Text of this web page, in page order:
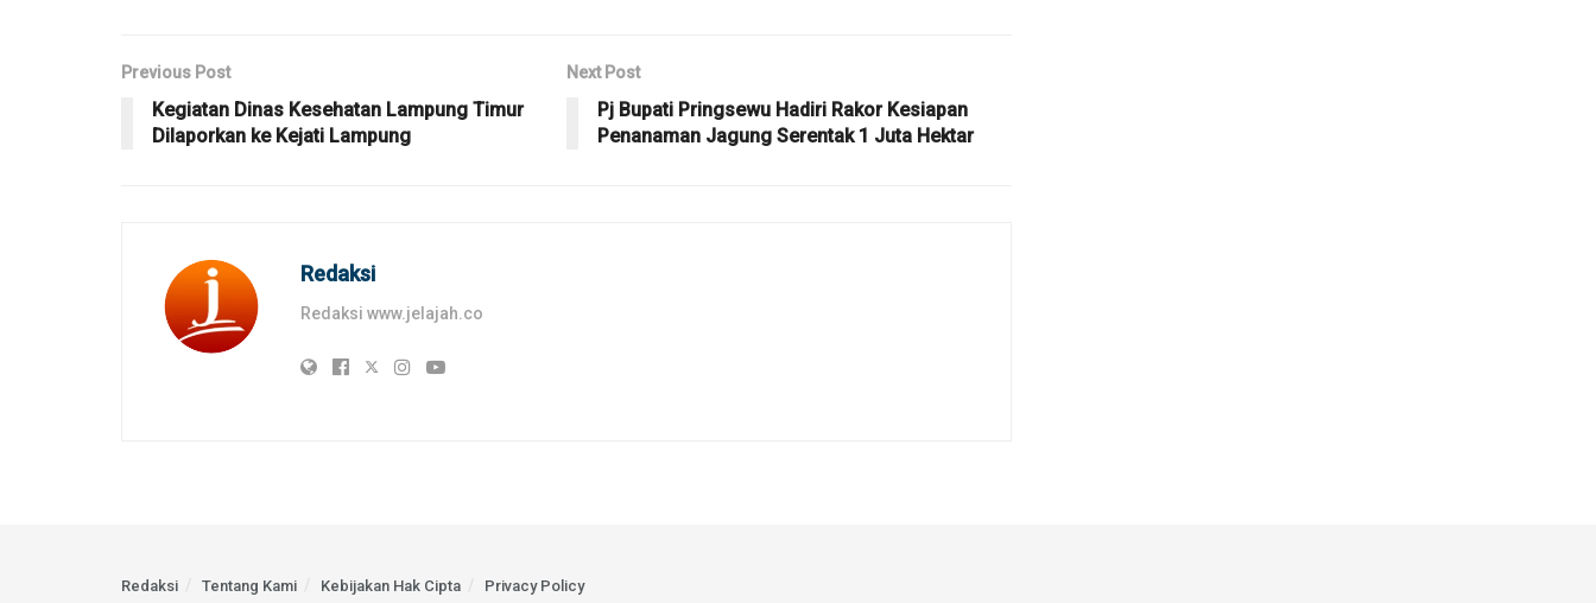
Previous Post
Kegiatan Dinas Kesehatan Lampung Timur
Dilaporkan ke Kejati Lampung
Next Post
Pj Bupati Pringsewu Hadiri Rakor Kesiapan
Penanaman Jagung Serentak 1 Juta Hektar
Redaksi
Redaksi www.jelajah.co
Redaksi Tentang Kami Kebijakan Hak Cipta Privacy Policy